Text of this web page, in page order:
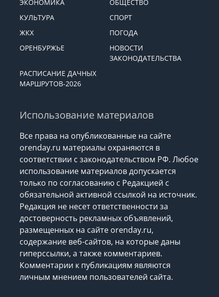
ЭКОНОМИКА
ОБЩЕСТВО
КУЛЬТУРА
СПОРТ
ЖКХ
ПОГОДА
ОРЕНБУРЖЬЕ
НОВОСТИ
ЗАКОНОДАТЕЛЬСТВА
РАСПИСАНИЕ ДАЧНЫХ
МАРШРУТОВ-2026
Использование материалов
Все права на опубликованные на сайте
orenday.ru материалы охраняются в
соответствии с законодательством РФ. Любое
использование материалов допускается
только по согласованию с Редакцией с
обязательной активной ссылкой на источник.
Редакция не несет ответственности за
достоверность рекламных объявлений,
размещенных на сайте orenday.ru,
содержание веб-сайтов, на которые даны
гиперссылки, а также комментариев.
Комментарии к публикациям являются
личным мнением пользователей сайта.